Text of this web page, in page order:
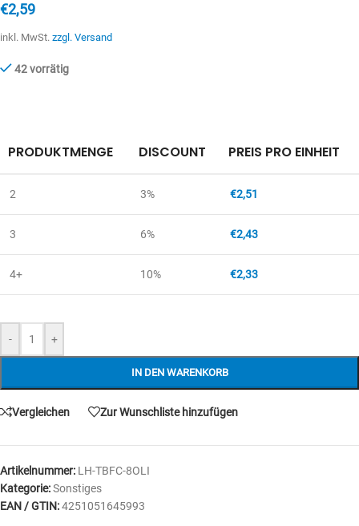
€2,59
inkl. MwSt. zzgl. Versand
42 vorrätig
- +
IN DEN WARENKORB
PRODUKTMENGE DISCOUNT PREIS PRO EINHEIT
2 3% €2,51
3 6% €2,43
4+ 10% €2,33
Vergleichen Zur Wunschliste hinzufügen
Artikelnummer: LH-TBFC-8OLI
Kategorie:Sonstiges
EAN / GTIN:4251051645993